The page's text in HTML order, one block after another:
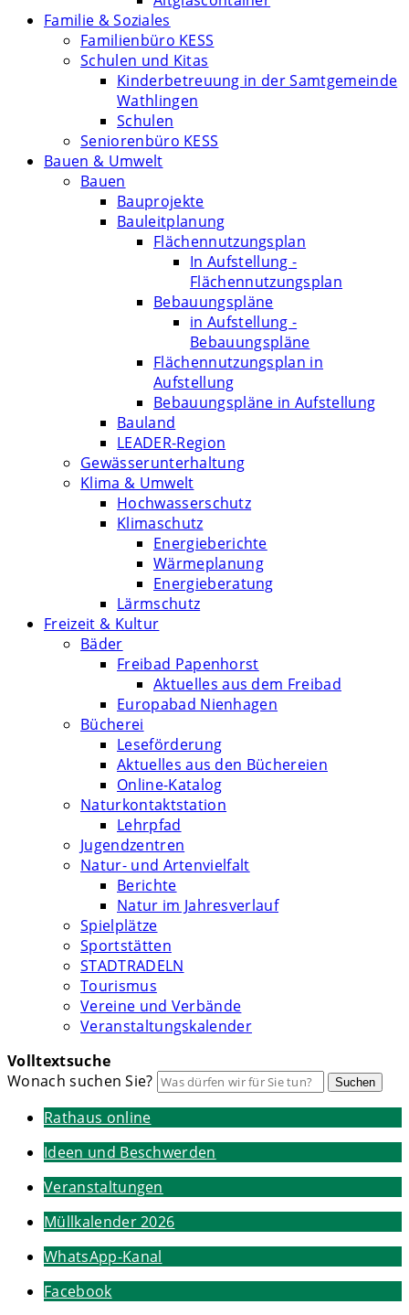
Familie & Soziales
Familienbüro KESS
Schulen und Kitas
Kinderbetreuung in der Samtgemeinde
Wathlingen
Schulen
Seniorenbüro KESS
Bauen & Umwelt
Bauen
Bauprojekte
Bauleitplanung
Flächennutzungsplan
In Aufstellung -
Flächennutzungsplan
Bebauungspläne
in Aufstellung -
Bebauungspläne
Flächennutzungsplan in
Aufstellung
Bebauungspläne in Aufstellung
Bauland
LEADER-Region
Gewässerunterhaltung
Klima & Umwelt
Hochwasserschutz
Klimaschutz
Energieberichte
Wärmeplanung
Energieberatung
Lärmschutz
Freizeit & Kultur
Bäder
Freibad Papenhorst
Aktuelles aus dem Freibad
Europabad Nienhagen
Bücherei
Leseförderung
Aktuelles aus den Büchereien
Online-Katalog
Naturkontaktstation
Lehrpfad
Jugendzentren
Natur- und Artenvielfalt
Berichte
Natur im Jahresverlauf
Spielplätze
Sportstätten
STADTRADELN
Tourismus
Vereine und Verbände
Veranstaltungskalender
Volltextsuche
Wonach suchen Sie?
Suchen
Rathaus online
Ideen und Beschwerden
Veranstaltungen
Müllkalender 2026
WhatsApp-Kanal
Facebook